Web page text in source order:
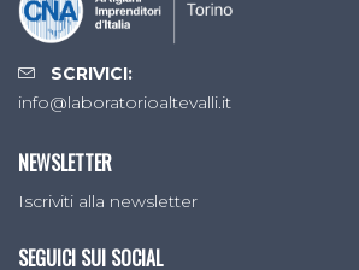
SCRIVICI:
info@laboratorioaltevalli.it
NEWSLETTER
Iscriviti alla newsletter
SEGUICI SUI SOCIAL